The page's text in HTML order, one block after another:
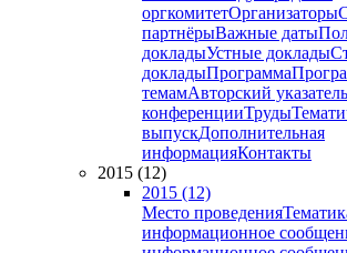
оргкомитетОрганизаторы
партнёрыВажные даты
докладыУстные доклады
докладыПрограмма
темамАвторский указатель
конференцииТруды
выпускДополнительная
информацияКонтакты
2015 (12)
2015 (12)
Место проведения
информационное